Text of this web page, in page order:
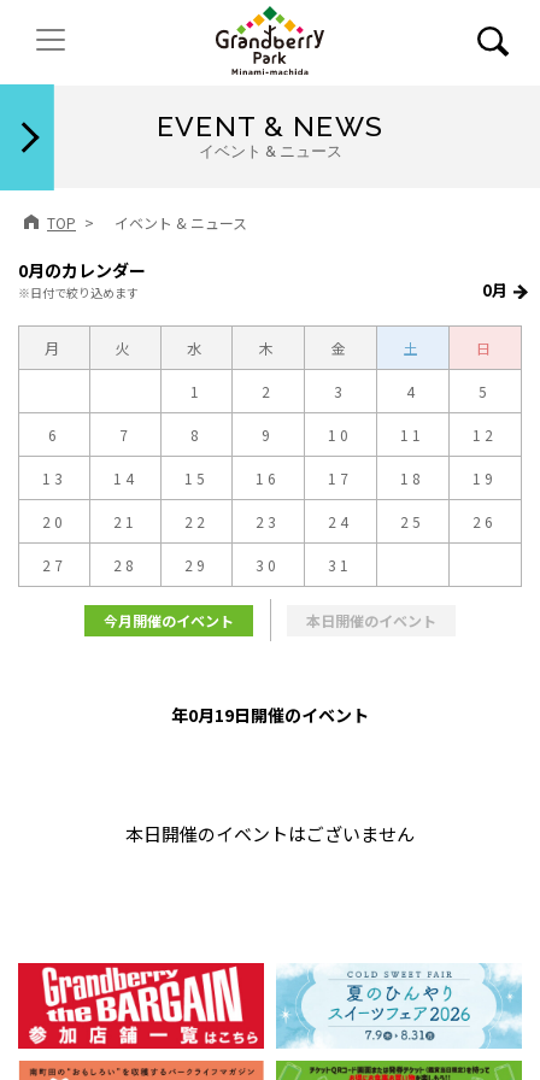
EVENT & NEWS
イベント & ニュース
TOP イベント & ニュース
0月のカレンダー
※日付で絞り込めます 0月
月 火 水 木 金 土 日
1 2 3 4 5
6 7 8 9 10 11 12
13 14 15 16 17 18 19
20 21 22 23 24 25 26
27 28 29 30 31
今月開催のイベント 本日開催のイベント
年0月19日開催のイベント
本日開催のイベントはございません
閉じる